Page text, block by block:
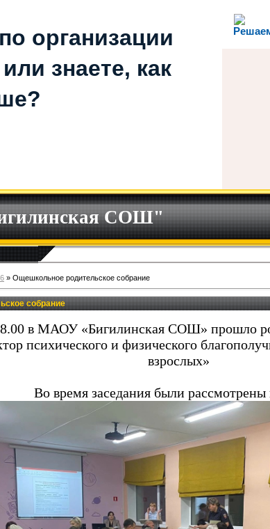
организации
знаете, как
СОШ"
» Ощешкольное родительское собрание
собрание
в МАОУ «Бигилинская СОШ» прошло
психического и физического
взрослых»
Во время заседания были рассмотрены